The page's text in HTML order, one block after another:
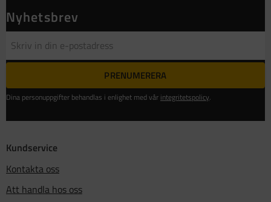
Nyhetsbrev
PRENUMERERA
Dina personuppgifter behandlas i enlighet med vår integritetspolicy.
Kundservice
Kontakta oss
Att handla hos oss